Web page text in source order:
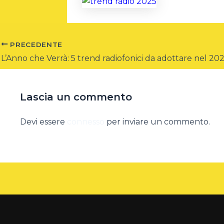
PRECEDENTE
L’Anno che Verrà: 5 trend radiofonici da adottare nel
Lascia un commento
Devi essere per inviare un commento.